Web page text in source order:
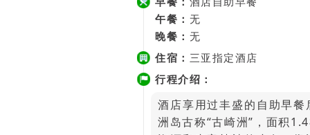
午餐： 无
晚餐： 无
住宿： 三亚指定酒店
行程介绍：
酒店享用过丰盛的自助早
洲岛古称“古崎洲”，面积